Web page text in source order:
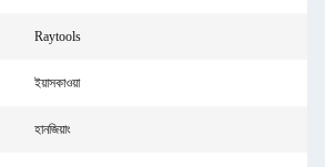
Raytools
ইয়াসকাওয়া
হানজিয়াং